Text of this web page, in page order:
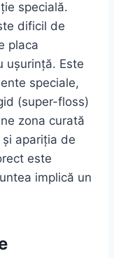
specială.
dificil de
placa
ușurință. Este
speciale,
(super-floss)
zona curată
apariția de
este
implică un